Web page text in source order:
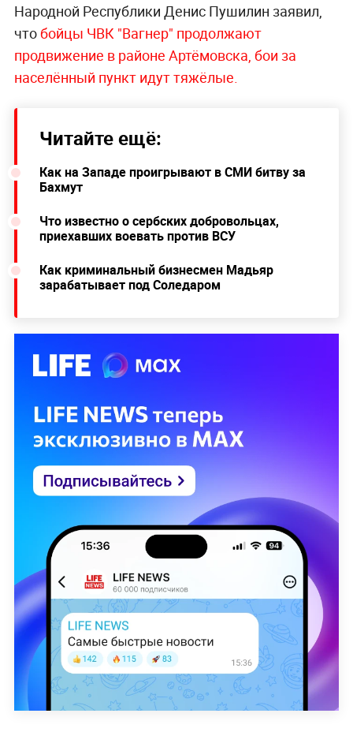
Народной Республики Денис Пушилин заявил,
чтобойцы ЧВК "Вагнер" продолжают
продвижение в районе Артёмовска, бои за
населённый пункт идут тяжёлые.
Читайте ещё:
Как на Западе проигрывают в СМИ битву за
Бахмут
Что известно о сербских добровольцах,
приехавших воевать против ВСУ
Как криминальный бизнесмен Мадьяр
зарабатывает под Соледаром